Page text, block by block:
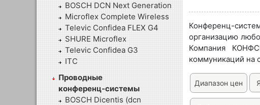
BOSCH DCN Next Generation
Microflex Complete Wireless
Televic Confidea FLEX G4
SHURE Microflex
Televic Confidea G3
ITC
Проводные
конференц-системы
BOSCH Dicentis (dcn
Конференц-
организацию
Компания
коммуникаций на
Диапазон цен